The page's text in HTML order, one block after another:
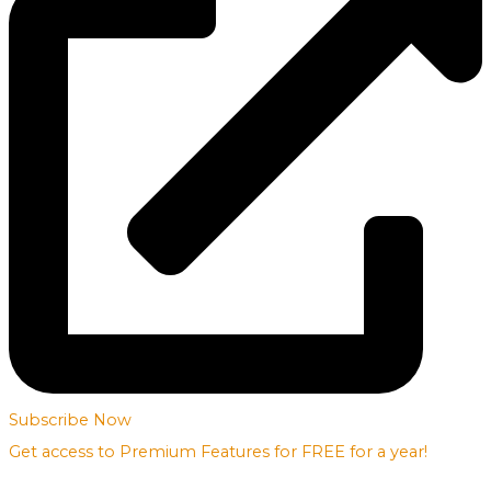
Subscribe Now
Get access to Premium Features for FREE for a year!